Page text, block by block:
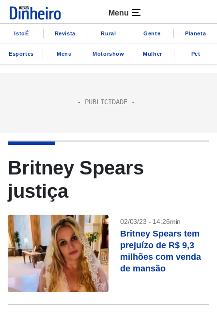
Menu
IstoÉ Revista Rural Gente Planeta
Esportes Menu Motorshow Mulher Pet
Britney Spears
justiça
02/03/23 - 14:26min
Britney Spears tem
prejuízo de R$ 9,3
milhões com venda
de mansão